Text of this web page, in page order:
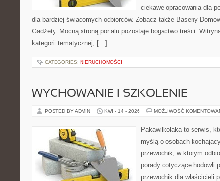
ciekawe opracowania dla
dla bardziej świadomych odbiorców. Zobacz także Baseny
Gadżety. Mocną stroną portalu pozostaje bogactwo treści.
kategorii tematycznej, […]
CATEGORIES: NIERUCHOMOŚCI
WYCHOWANIE I SZKOLENIE
POSTED BY ADMIN KWI - 14 - 2026 MOŻLIWOŚĆ
Pakawilkolaka to serwis,
myślą o osobach
przewodnik, w którym
porady dotyczące hodowli
przewodnik dla właścicieli